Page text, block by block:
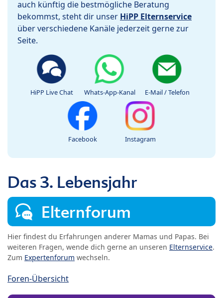
auch künftig die bestmögliche Beratung
bekommst, steht dir unser HiPP Elternservice
über verschiedene Kanäle jederzeit gerne zur
Seite.
HiPP Live Chat Whats-App-Kanal E-Mail / Telefon
Facebook Instagram
Das 3. Lebensjahr
Elternforum
Hier findest du Erfahrungen anderer Mamas und Papas. Bei
weiteren Fragen, wende dich gerne an unseren Elternservice.
Zum Expertenforum wechseln.
Foren-Übersicht